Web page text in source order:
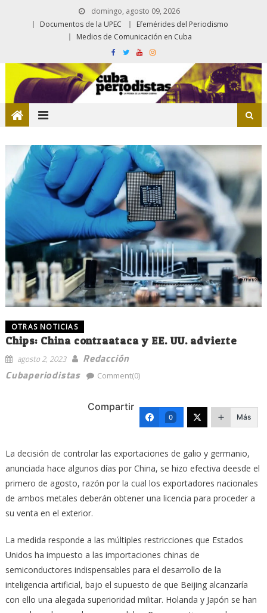
domingo, agosto 09, 2026
Documentos de la UPEC
Efemérides del Periodismo
Medios de Comunicación en Cuba
OTRAS NOTICIAS
Chips: China contraataca y EE. UU. advierte
agosto 2, 2023
Redacción
Cubaperiodistas
Comment(0)
Compartir
0 Más
La decisión de controlar las exportaciones de galio y germanio,
anunciada hace algunos días por China, se hizo efectiva deesde el
primero de agosto, razón por la cual los exportadores nacionales
de ambos metales deberán obtener una licencia para proceder a
su venta en el exterior.
La medida responde a las múltiples restricciones que Estados
Unidos ha impuesto a las importaciones chinas de
semiconductores indispensables para el desarrollo de la
inteligencia artificial, bajo el supuesto de que Beijing alcanzaría
con ello una alegada superioridad militar. Holanda y Japón se han